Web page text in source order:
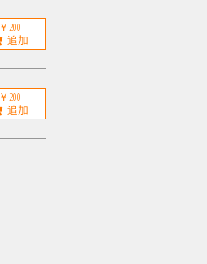
￥200
￥200